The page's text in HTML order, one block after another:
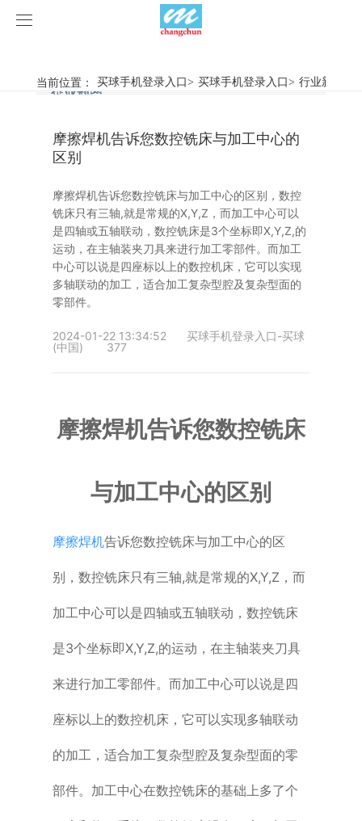
买球手机登录入口
旋弧焊机
惯性摩擦焊机
连续驱动摩擦焊机
数控铣床
简易数控铣床
加工中心
产品视频
行业新闻
企业动态
案例展示
客户案例
荣誉资质
关于我们
买球手机登录入口-买球(中国)
当前位置： 买球手机登录入口> 买球手机登录入口> 行业新闻
行业新闻
企业动态
摩擦焊机告诉您数控铣床与加工中心的
区别
摩擦焊机告诉您数控铣床与加工中心的区别，数控
铣床只有三轴,就是常规的X,Y,Z，而加工中心可以
是四轴或五轴联动，数控铣床是3个坐标即X,Y,Z,的
运动，在主轴装夹刀具来进行加工零部件。而加工
中心可以说是四座标以上的数控机床，它可以实现
多轴联动的加工，适合加工复杂型腔及复杂型面的
零部件。
2024-01-22 13:34:52
买球手机登录入口-买球
(中国)
377
摩擦焊机告诉您数控铣床
与加工中心的区别
摩擦焊机告诉您数控铣床与加工中心的区
别，数控铣床只有三轴,就是常规的X,Y,Z，而
加工中心可以是四轴或五轴联动，数控铣床
是3个坐标即X,Y,Z,的运动，在主轴装夹刀具
来进行加工零部件。而加工中心可以说是四
座标以上的数控机床，它可以实现多轴联动
的加工，适合加工复杂型腔及复杂型面的零
部件。加工中心在数控铣床的基础上多了个